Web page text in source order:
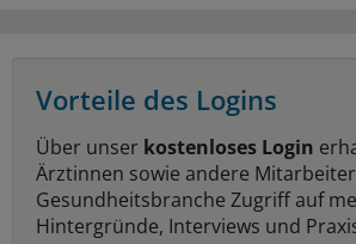
Vorteile des Logins
Über unser kostenloses Login
Ärztinnen sowie andere
Gesundheitsbranche Zugriff auf
Hintergründe, Interviews und